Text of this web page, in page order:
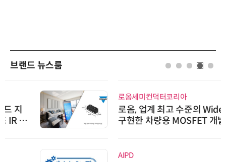
브랜드 뉴스룸
로옴세미컨덕터코리아
로옴, 업계 최고 수준의 Wide-SOA
구현한 차량용 MOSFET 개발